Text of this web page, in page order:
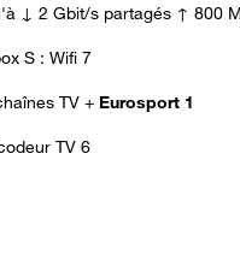
↓ 2 Gbit/s partagés ↑ 800
S : Wifi 7
TV + Eurosport 1
TV 6